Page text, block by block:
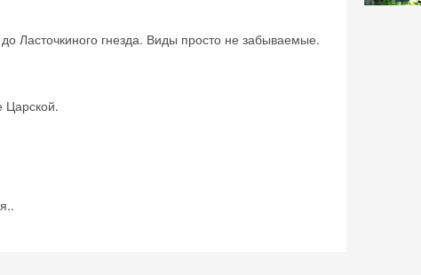
Ласточкиного гнезда. Виды просто не забываемые.
Царской.